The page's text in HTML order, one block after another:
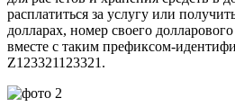
расплатиться за услугу или
долларах, номер своего
вместе с таким префиксом-
Z123321123321.